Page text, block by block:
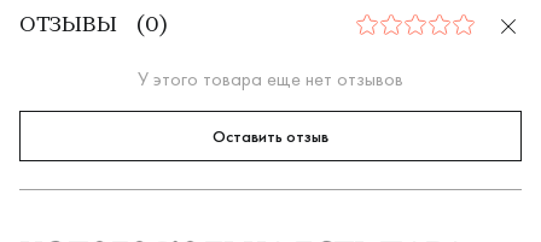
ОТЗЫВЫ ( 0) 0
У этого товара еще нет отзывов
Оставить отзыв